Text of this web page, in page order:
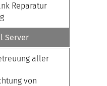
Reparatur
Server
aller
von